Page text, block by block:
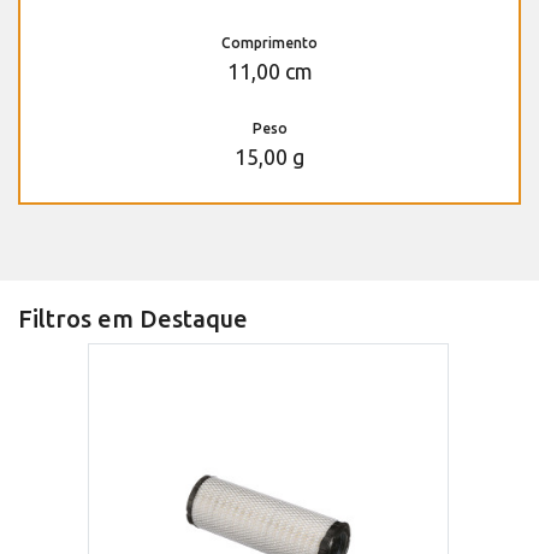
Comprimento
11,00 cm
Peso
15,00 g
Filtros em Destaque